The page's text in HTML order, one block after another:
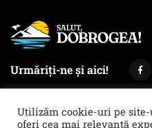
Urmăriți-ne și aici!
Utilizăm cookie-uri pe
oferi cea mai relevantă